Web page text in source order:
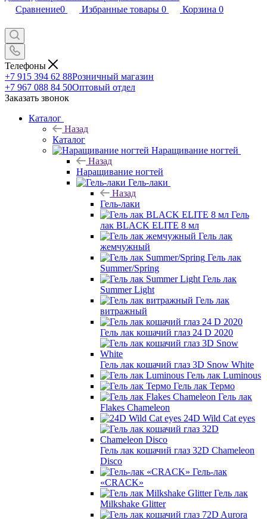
Сравнение0 Избранные товары 0 Корзина 0
Телефоны
+7 915 394 62 88Розничный магазин
+7 967 088 84 50Оптовый отдел
Заказать звонок
Каталог
Назад
Каталог
Наращивание ногтей
Назад
Наращивание ногтей
Гель-лаки
Назад
Гель-лаки
Гель
лак BLACK ELITE 8 мл
Гель лак
жемчужный
Гель лак
Summer/Spring
Гель лак
Summer Light
Гель лак
витражный
Гель лак кошачий глаз 24 D 2020
Гель лак кошачий глаз 3D Snow White
Гель лак Luminous
Гель лак Термо
Гель лак
Flakes Chameleon
24D Wild Cat eyes
Гель лак кошачий глаз 32D Chameleon
Disco
Гель-лак
«CRACK»
Гель лак
Milkshake Glitter